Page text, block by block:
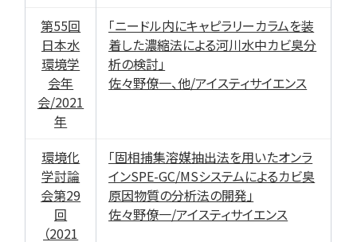
第55回
日本水
環境学
会年
会/2021
年
「ニードル内にキャピラリーカラムを装
着した濃縮法による河川水中カビ臭分
析の検討」
佐々野僚一、他/アイスティサイエンス
環境化
学討論
会第29
回
（2021
「固相捕集溶媒抽出法を用いたオンラ
インSPE-GC/MSシステムによるカビ臭
原因物質の分析法の開発」
佐々野僚一/アイスティサイエンス